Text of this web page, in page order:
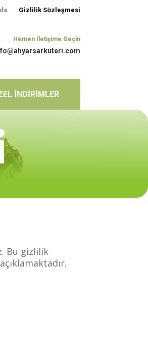
Gizlilik Sözleşmesi
Hemen İletişime Geçin
İNDİRİMLER
Bu gizlilik